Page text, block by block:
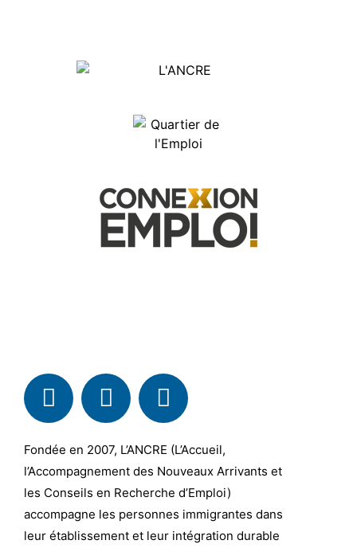
Fondée en 2007, L’ANCRE (L’Accueil,
l’Accompagnement des Nouveaux Arrivants et
les Conseils en Recherche d’Emploi)
accompagne les personnes immigrantes dans
leur établissement et leur intégration durable